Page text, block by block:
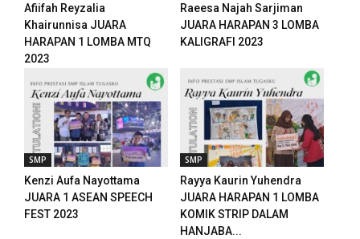
Afiifah Reyzalia
Khairunnisa JUARA
HARAPAN 1 LOMBA MTQ
2023
Raeesa Najah Sarjiman
JUARA HARAPAN 3 LOMBA
KALIGRAFI 2023
SMP
Kenzi Aufa Nayottama
JUARA 1 ASEAN SPEECH
FEST 2023
SMP
Rayya Kaurin Yuhendra
JUARA HARAPAN 1 LOMBA
KOMIK STRIP DALAM
HANJABA...